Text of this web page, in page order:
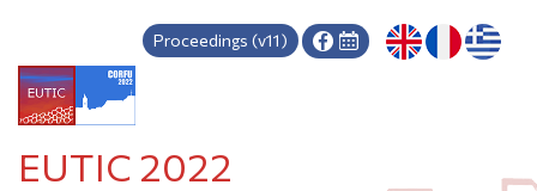
EUTIC 2022
Proceedings (v11)